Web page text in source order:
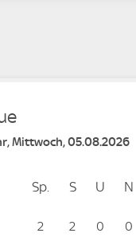
Mittwoch, 05.08.2026
Sp. Spiele
SSiege
U N
2 2 0 0